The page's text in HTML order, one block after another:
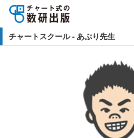
チャートスクール - あぷり先生